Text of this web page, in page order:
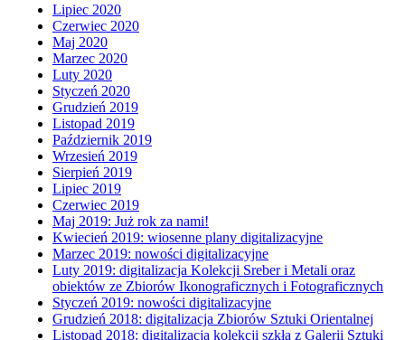
Lipiec 2020
Czerwiec 2020
Maj 2020
Marzec 2020
Luty 2020
Styczeń 2020
Grudzień 2019
Listopad 2019
Październik 2019
Wrzesień 2019
Sierpień 2019
Lipiec 2019
Czerwiec 2019
Maj 2019: Już rok za nami!
Kwiecień 2019: wiosenne plany digitalizacyjne
Marzec 2019: nowości digitalizacyjne
Luty 2019: digitalizacja Kolekcji Sreber i Metali oraz
obiektów ze Zbiorów Ikonograficznych i Fotograficznych
Styczeń 2019: nowości digitalizacyjne
Grudzień 2018: digitalizacja Zbiorów Sztuki Orientalnej
Listopad 2018: digitalizacja kolekcji szkła z Galerii Sztuki